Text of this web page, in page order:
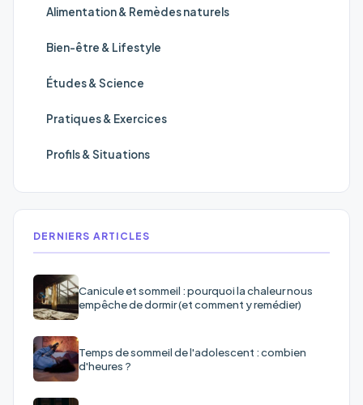
Alimentation & Remèdes naturels
Bien-être & Lifestyle
Études & Science
Pratiques & Exercices
Profils & Situations
DERNIERS ARTICLES
Canicule et sommeil : pourquoi la chaleur nous
empêche de dormir (et comment y remédier)
Temps de sommeil de l'adolescent : combien
d'heures ?